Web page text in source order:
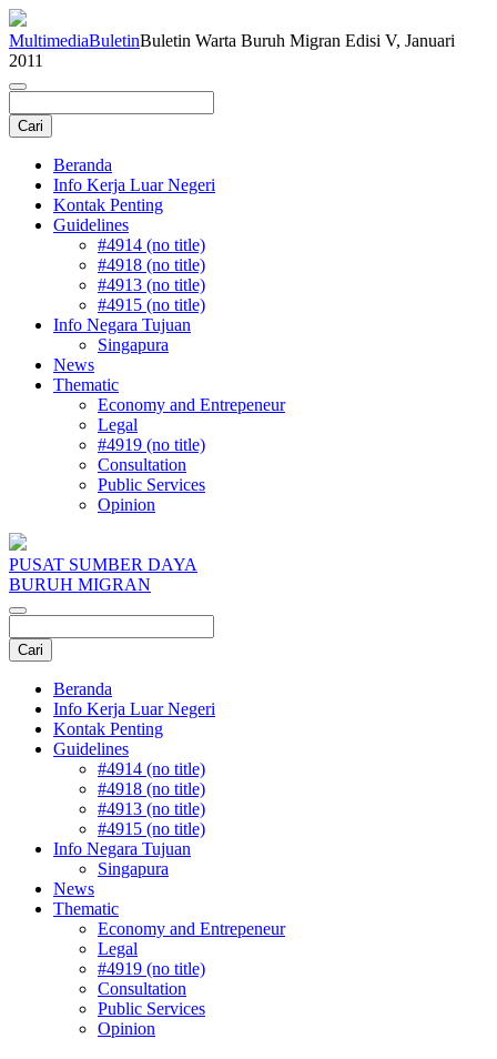
MultimediaBuletinBuletin Warta Buruh Migran Edisi V, Januari
2011
Beranda
Info Kerja Luar Negeri
Kontak Penting
Guidelines
#4914 (no title)
#4918 (no title)
#4913 (no title)
#4915 (no title)
Info Negara Tujuan
Singapura
News
Thematic
Economy and Entrepeneur
Legal
#4919 (no title)
Consultation
Public Services
Opinion
PUSAT SUMBER DAYA
BURUH MIGRAN
Beranda
Info Kerja Luar Negeri
Kontak Penting
Guidelines
#4914 (no title)
#4918 (no title)
#4913 (no title)
#4915 (no title)
Info Negara Tujuan
Singapura
News
Thematic
Economy and Entrepeneur
Legal
#4919 (no title)
Consultation
Public Services
Opinion